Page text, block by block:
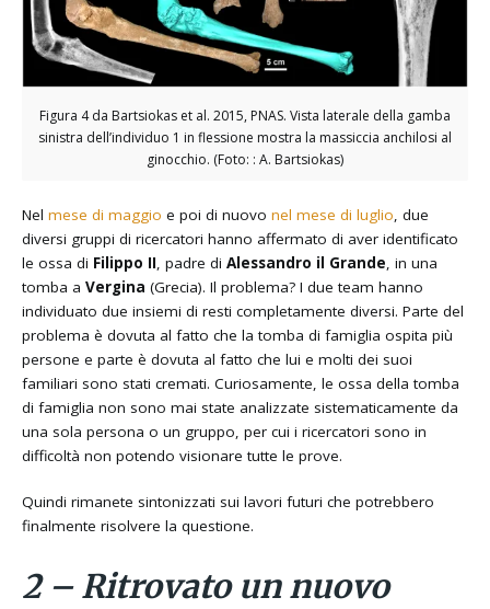
Figura 4 da Bartsiokas et al. 2015, PNAS. Vista laterale della gamba
sinistra dell’individuo 1 in flessione mostra la massiccia anchilosi al
ginocchio. (Foto: : A. Bartsiokas)
Nelmese di maggio e poi di nuovonel mese di luglio, due
diversi gruppi di ricercatori hanno affermato di aver identificato
le ossa di Filippo II, padre diAlessandro il Grande, in una
tomba aVergina (Grecia). Il problema? I due team hanno
individuato due insiemi di resti completamente diversi. Parte del
problema è dovuta al fatto che la tomba di famiglia ospita più
persone e parte è dovuta al fatto che lui e molti dei suoi
familiari sono stati cremati. Curiosamente, le ossa della tomba
di famiglia non sono mai state analizzate sistematicamente da
una sola persona o un gruppo, per cui i ricercatori sono in
difficoltà non potendo visionare tutte le prove.
Quindi rimanete sintonizzati sui lavori futuri che potrebbero
finalmente risolvere la questione.
2 – Ritrovato un nuovo